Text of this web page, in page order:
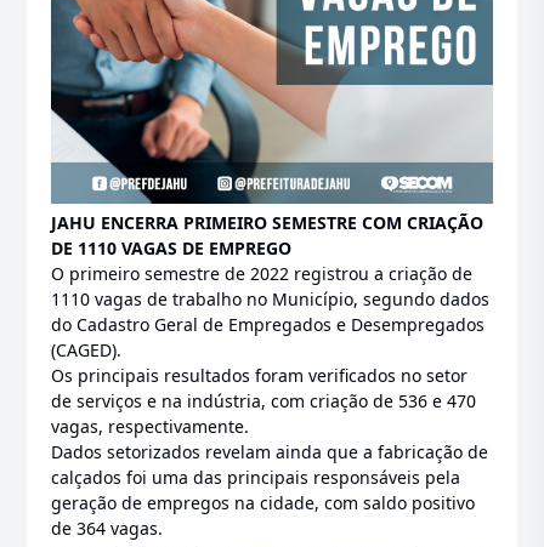
JAHU ENCERRA PRIMEIRO SEMESTRE COM CRIAÇÃO
DE 1110 VAGAS DE EMPREGO
O primeiro semestre de 2022 registrou a criação de
1110 vagas de trabalho no Município, segundo dados
do Cadastro Geral de Empregados e Desempregados
(CAGED).
Os principais resultados foram verificados no setor
de serviços e na indústria, com criação de 536 e 470
vagas, respectivamente.
Dados setorizados revelam ainda que a fabricação de
calçados foi uma das principais responsáveis pela
geração de empregos na cidade, com saldo positivo
de 364 vagas.